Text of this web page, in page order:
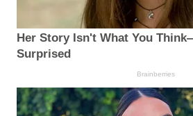
Her Story Isn't What You
Surprised
Brainberries